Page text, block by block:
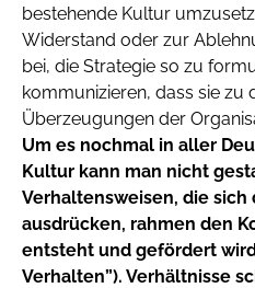
bestehende Kultur
Widerstand oder zur
bei, die Strategie so zu
kommunizieren, dass sie zu
Überzeugungen der
Um es nochmal in aller
Kultur kann man nicht
Verhaltensweisen, die sich
ausdrücken, rahmen den
entsteht und gefördert
Verhalten”). Verhältnisse